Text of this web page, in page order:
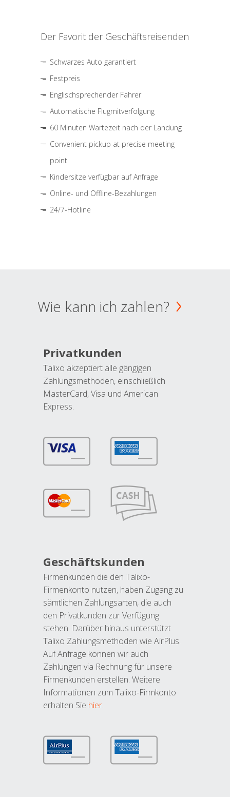
Der Favorit der Geschäftsreisenden
Schwarzes Auto garantiert
Festpreis
Englischsprechender Fahrer
Automatische Flugmitverfolgung
60 Minuten Wartezeit nach der Landung
Convenient pickup at precise meeting
point
Kindersitze verfügbar auf Anfrage
Online- und Offline-Bezahlungen
24/7-Hotline
Wie kann ich zahlen?
Privatkunden
Talixo akzeptiert alle gängigen
Zahlungsmethoden, einschließlich
MasterCard, Visa und American
Express.
Geschäftskunden
Firmenkunden die den Talixo-
Firmenkonto nutzen, haben Zugang zu
sämtlichen Zahlungsarten, die auch
den Privatkunden zur Verfügung
stehen. Darüber hinaus unterstützt
Talixo Zahlungsmethoden wie AirPlus.
Auf Anfrage können wir auch
Zahlungen via Rechnung für unsere
Firmenkunden erstellen. Weitere
Informationen zum Talixo-Firmkonto
erhalten Sie hier.